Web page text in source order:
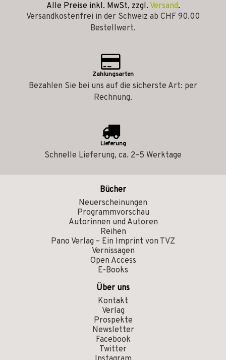
Alle Preise inkl. MwSt, zzgl. Versand.
Versandkostenfrei in der Schweiz ab CHF 90.00
Bestellwert.
Zahlungsarten
Bezahlen Sie bei uns auf die sicherste Art: per
Rechnung.
Lieferung
Schnelle Lieferung, ca. 2–5 Werktage
Bücher
Neuerscheinungen
Programmvorschau
Autorinnen und Autoren
Reihen
Pano Verlag – Ein Imprint von TVZ
Vernissagen
Open Access
E-Books
Über uns
Kontakt
Verlag
Prospekte
Newsletter
Facebook
Twitter